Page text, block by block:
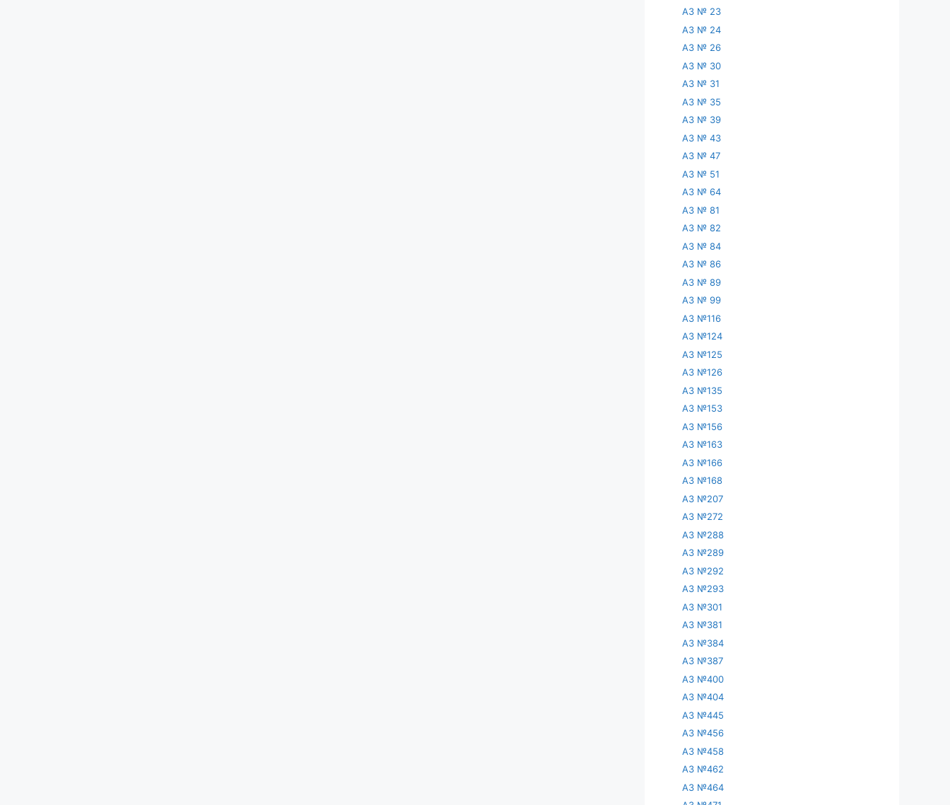
АЗ № 23
АЗ № 24
АЗ № 26
АЗ № 30
АЗ № 31
АЗ № 35
АЗ № 39
АЗ № 43
АЗ № 47
АЗ № 51
АЗ № 64
АЗ № 81
АЗ № 82
АЗ № 84
АЗ № 86
АЗ № 89
АЗ № 99
АЗ №116
АЗ №124
АЗ №125
АЗ №126
АЗ №135
АЗ №153
АЗ №156
АЗ №163
АЗ №166
АЗ №168
АЗ №207
АЗ №272
АЗ №288
АЗ №289
АЗ №292
АЗ №293
АЗ №301
АЗ №381
АЗ №384
АЗ №387
АЗ №400
АЗ №404
АЗ №445
АЗ №456
АЗ №458
АЗ №462
АЗ №464